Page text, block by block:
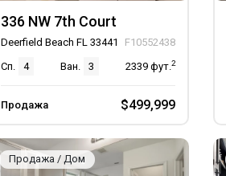
336 NW 7th Court
Deerfield Beach FL 33441
F10552438
Сп.
4 Ван. 3 2339 фут.2
Продажа $499,999
Продажа / Дом